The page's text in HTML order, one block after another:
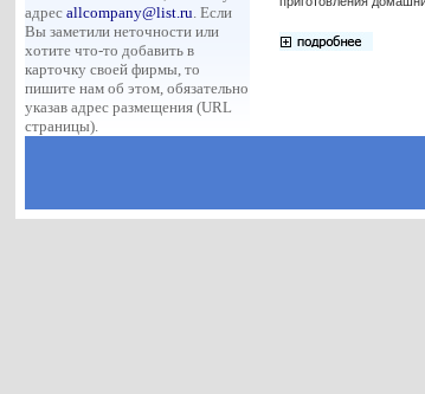
адресallcompany@list.ru. Если
Вы заметили неточности или
хотите что-то добавить в
карточку своей фирмы, то
пишите нам об этом, обязательно
указав адрес размещения (URL
страницы).